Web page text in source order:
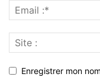
Enregistrer mon